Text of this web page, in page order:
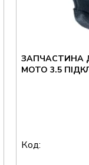
ЗАПЧАСТИНА
MOTO 3.5
Код: